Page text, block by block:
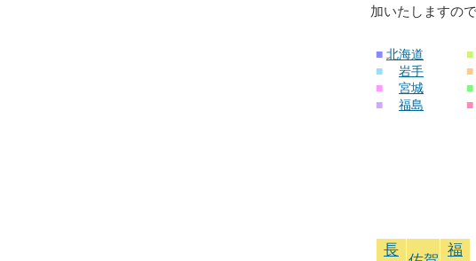
加いたしますの
■ 北海道
■
岩手
■
宮城
■
福島
■
■
■
■
長
福